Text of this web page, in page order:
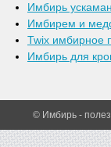
Имбирь ускаман
Имбирем и
Twix имбирное
Имбирь для
© Имбирь -